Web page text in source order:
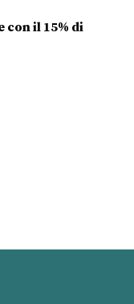
il 15% di